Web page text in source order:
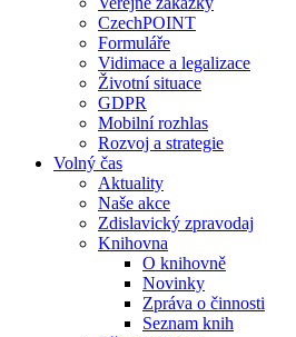
CzechPOINT
Formuláře
Vidimace a legalizace
Životní situace
GDPR
Mobilní rozhlas
Rozvoj a strategie
Volný čas
Aktuality
Naše akce
Zdislavický zpravodaj
Knihovna
O knihovně
Novinky
Zpráva o činnosti
Seznam knih